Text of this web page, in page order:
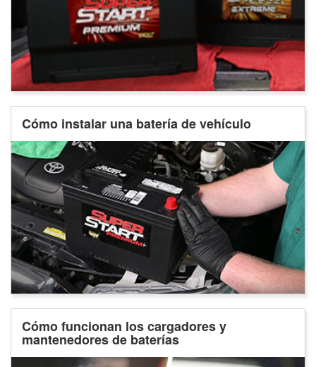
Cómo instalar una batería de vehículo
Cómo funcionan los cargadores y
mantenedores de baterías